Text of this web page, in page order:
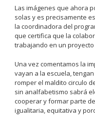
Las imágenes que ahora
solas y es precisamente
la coordinadora del
que certifica que la
trabajando en un
Una vez comentamos la
vayan a la escuela,
romper el maldito circulo
sin analfabetismo sabrá
cooperar y formar parte
igualitaria, equitativa y